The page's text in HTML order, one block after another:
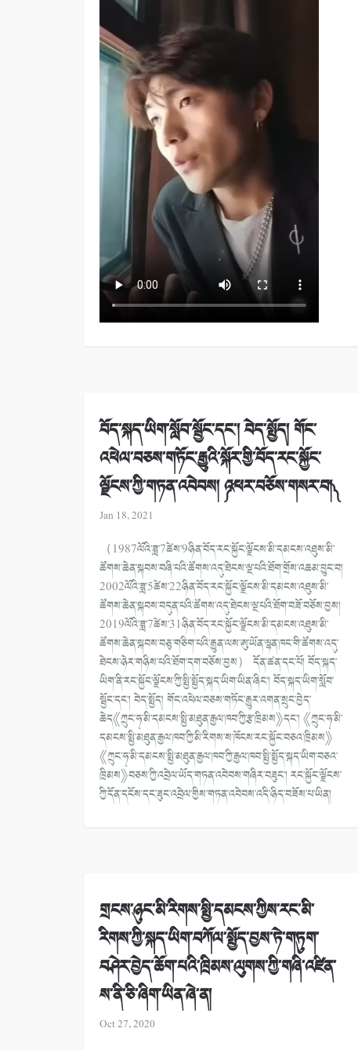
བོད་སྐད་ཡིག་སློབ་སྦྱོང་དང་། བེད་སྤྱོད། གོང་
འཕེལ་བཅས་གཏོང་རྒྱུའི་སྐོར་གྱི་བོད་རང་སྐྱོང་
ལྗོངས་ཀྱི་གཏན་འབེབས། ༼འཕར་བཅོས་གསར་བ།༽
Jan 18, 2021
（1987ལོའི་ཟླ་7ཚེས་9ཉིན་བོད་རང་སྐྱོང་ལྗོངས་མི་དམངས་འཐུས་མི་
ཚོགས་ཆེན་སྐབས་བཞི་པའི་ཚོགས་འདུ་ཐེངས་ལྔ་པའི་ཐོག་གྲོས་འཆམ་བྱུང་བ།
2002ལོའི་ཟླ་5ཚེས་22ཉིན་བོད་རང་སྐྱོང་ལྗོངས་མི་དམངས་འཐུས་མི་
ཚོགས་ཆེན་སྐབས་བདུན་པའི་ཚོགས་འདུ་ཐེངས་ལྔ་པའི་ཐོག་བཟོ་བཅོས་བྱས།
2019ལོའི་ཟླ་7ཚེས་31ཉིན་བོད་རང་སྐྱོང་ལྗོངས་མི་དམངས་འཐུས་མི་
ཚོགས་ཆེན་སྐབས་བཅུ་གཅིག་པའི་རྒྱུན་ལས་ཨུ་ཡོན་ལྷན་ཁང་གི་ཚོགས་འདུ་
ཐེངས་ཉེར་གཉིས་པའི་ཐོག་དག་བཅོས་བྱས） དོན་ཚན་དང་པོ། བོད་སྐད་
ཡིག་ནི་རང་སྐྱོང་ལྗོངས་ཀྱི་སྤྱི་སྤྱོད་སྐད་ཡིག་ཡིན་ཞིང་། བོད་སྐད་ཡིག་སློབ་
སྦྱོང་དང་། བེད་སྤྱོད། གོང་འཕེལ་བཅས་གཏོང་རྒྱུར་འགན་སྲུང་བྱེད་
ཆེད《ཀྲུང་ཧྭ་མི་དམངས་སྤྱི་མཐུན་རྒྱལ་ཁབ་ཀྱི་རྩ་ཁྲིམས》དང་། 《ཀྲུང་ཧྭ་མི་
དམངས་སྤྱི་མཐུན་རྒྱལ་ཁབ་ཀྱི་མི་རིགས་ས་ཁོངས་རང་སྐྱོང་བཅའ་ཁྲིམས》
《ཀྲུང་ཧྭ་མི་དམངས་སྤྱི་མཐུན་རྒྱལ་ཁབ་ཀྱི་རྒྱལ་ཁབ་སྤྱི་སྤྱོད་སྐད་ཡིག་བཅའ་
ཁྲིམས》བཅས་ཀྱི་འབྲེལ་ཡོད་གཏན་འབེབས་གཞིར་བཟུང་། རང་སྐྱོང་ལྗོངས་
ཀྱི་དོན་དངོས་དང་ཟུང་འབྲེལ་གྱིས་གཏན་འབེབས་འདི་ཉིད་བཟོས་པ་ཡིན།
གྲངས་ཉུང་མི་རིགས་སྤྱི་དམངས་ཀྱིས་རང་མི་
རིགས་ཀྱི་སྐད་ཡིག་བཀོལ་སྤྱོད་བྱས་ཏེ་གཏུག་
བཤེར་བྱེད་ཆོག་པའི་ཁྲིམས་ལུགས་ཀྱི་གཞི་འཛིན་
ས་ནི་ཅི་ཞིག་ཡིན་ཞེ་ན།
Oct 27, 2020